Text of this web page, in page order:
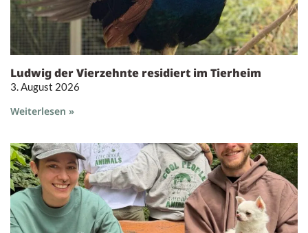
Ludwig der Vierzehnte residiert im Tierheim
3. August 2026
Weiterlesen »